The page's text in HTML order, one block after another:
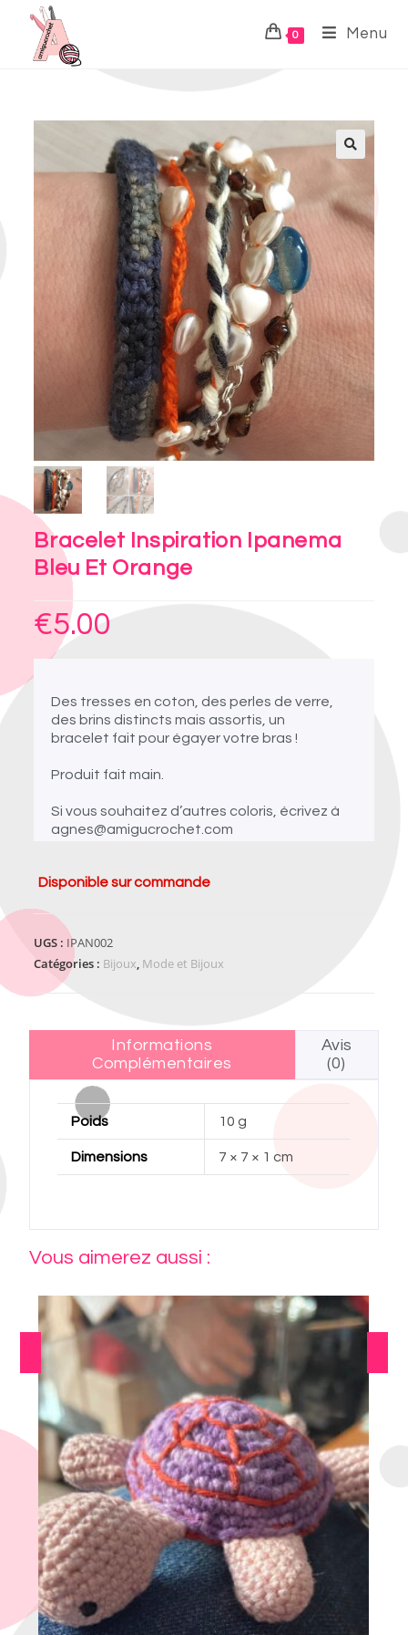
0 Menu
Bracelet Inspiration Ipanema
Bleu Et Orange
€5.00
Des tresses en coton, des perles de verre,
des brins distincts mais assortis, un
bracelet fait pour égayer votre bras !
Produit fait main.
Si vous souhaitez d’autres coloris, écrivez à
agnes@amigucrochet.com
Disponible sur commande
UGS : IPAN002
Catégories : Bijoux, Mode et Bijoux
Informations
Complémentaires
Avis
(0)
Poids 10 g
Dimensions 7 × 7 × 1 cm
Vous aimerez aussi :